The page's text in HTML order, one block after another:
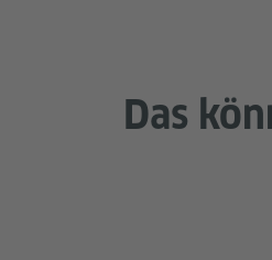
Das